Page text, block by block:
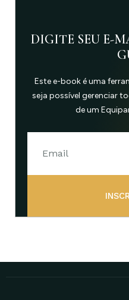
DIGITE SEU E-
Este e-book é uma
seja possível gerenciar
de um